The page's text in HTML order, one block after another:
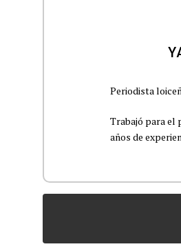
Periodista
Trabajó para el
años de